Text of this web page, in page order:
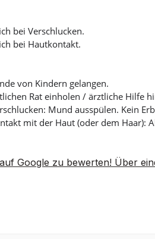
bei Verschlucken.
bei Hautkontakt.
von Kindern gelangen.
Rat einholen / ärztliche Hilfe
Mund ausspülen. Kein
mit der Haut (oder dem Haar):
Google zu bewerten! Über